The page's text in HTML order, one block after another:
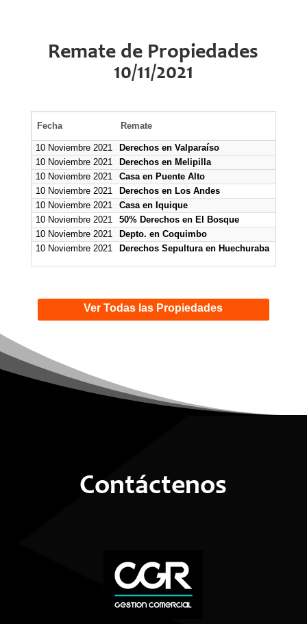
Remate de Propiedades
10/11/2021
Fecha Remate
10 Noviembre 2021 Derechos en Valparaíso
10 Noviembre 2021
Derechos en Melipilla
10 Noviembre 2021
Casa en Puente Alto
10 Noviembre 2021
Derechos en Los Andes
10 Noviembre 2021
Casa en Iquique
10 Noviembre 2021
50% Derechos en El Bosque
10 Noviembre 2021
Depto. en Coquimbo
10 Noviembre 2021
Derechos Sepultura en Huechuraba
Ver Todas las Propiedades
Contáctenos